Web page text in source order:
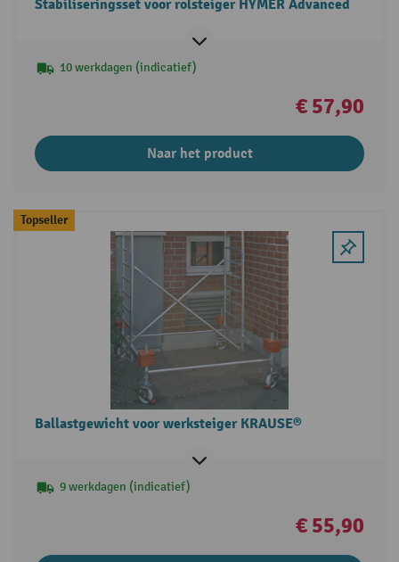
Stabiliseringsset voor rolsteiger HYMER Advanced
10 werkdagen (indicatief)
€ 57,90
Naar het product
Topseller
Ballastgewicht voor werksteiger KRAUSE®
9 werkdagen (indicatief)
€ 55,90